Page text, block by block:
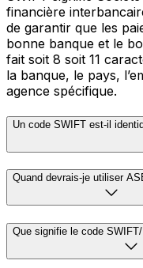
financière
de garantir que les
bonne banque et le
fait soit 8 soit 11
la banque, le pays,
agence spécifique.
Un code SWIFT est-il
Quand devrais-je utiliser
Que signifie le code